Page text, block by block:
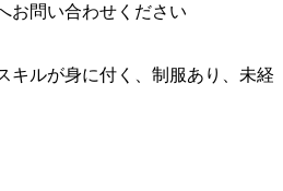
お問い合わせください
キルが身に付く、制服あり、未経